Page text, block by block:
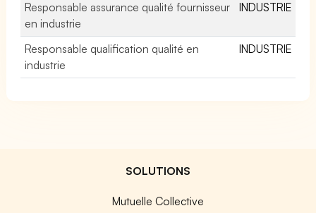
Responsable assurance qualité fournisseur
en industrie
INDUSTRIE
Responsable qualification qualité en
industrie
INDUSTRIE
SOLUTIONS
Mutuelle Collective